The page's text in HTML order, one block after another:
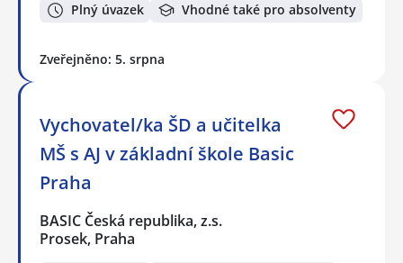
Plný úvazek Vhodné také pro absolventy
Zveřejněno: 5. srpna
Vychovatel/ka ŠD a učitelka
MŠ s AJ v základní škole Basic
Praha
BASIC Česká republika, z.s.
Prosek, Praha